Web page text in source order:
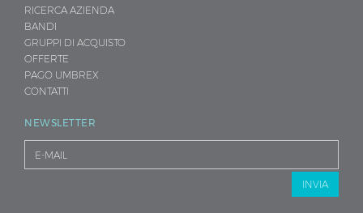
doc
odt
RICERCA AZIENDA
BANDI
GRUPPI DI ACQUISTO
OFFERTE
PAGO UMBREX
CONTATTI
NEWSLETTER
INVIA